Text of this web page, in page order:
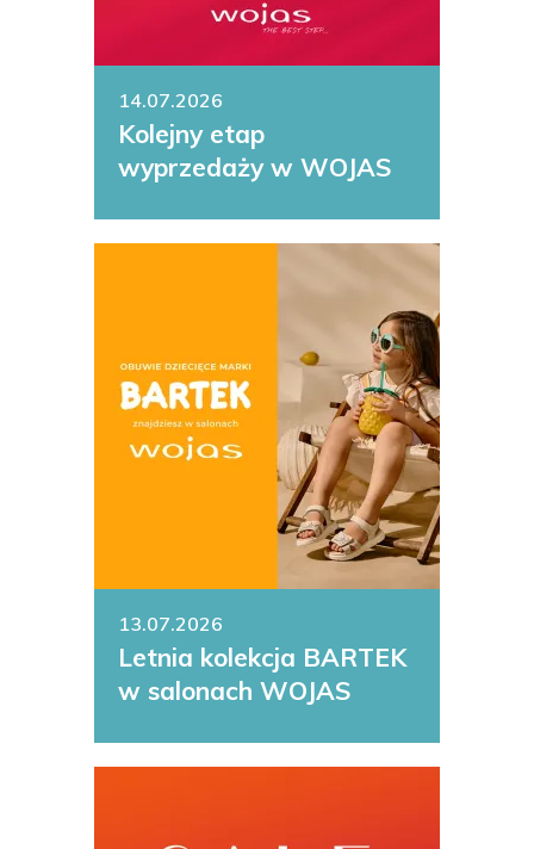
14.07.2026
Kolejny etap
wyprzedaży w WOJAS
13.07.2026
Letnia kolekcja BARTEK
w salonach WOJAS